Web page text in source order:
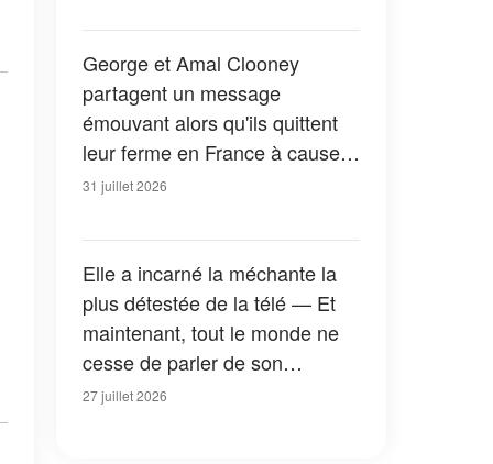
George et Amal Clooney
partagent un message
émouvant alors qu'ils quittent
leur ferme en France à cause
des feux de forêt — Tous les
31 juillet 2026
Elle a incarné la méchante la
plus détestée de la télé — Et
maintenant, tout le monde ne
cesse de parler de son
apparition dans la nouvelle
27 juillet 2026